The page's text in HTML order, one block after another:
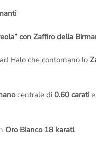
con Zaffiro della
Halo che contornano lo
centrale di 0.60 carati
Oro Bianco 18 karati.